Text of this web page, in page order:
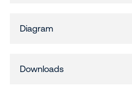
Diagram
Downloads